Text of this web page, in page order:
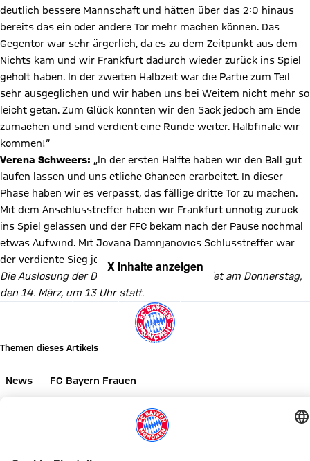
deutlich bessere Mannschaft und hätten über das 2:0 hinaus
bereits das ein oder andere Tor mehr machen können. Das
Gegentor war sehr ärgerlich, da es zu dem Zeitpunkt aus dem
Nichts kam und wir Frankfurt dadurch wieder zurück ins Spiel
geholt haben. In der zweiten Halbzeit war die Partie zum Teil
sehr ausgeglichen und wir haben uns bei Weitem nicht mehr so
leicht getan. Zum Glück konnten wir den Sack jedoch am Ende
zumachen und sind verdient eine Runde weiter. Halbfinale wir
kommen!“
Verena Schweers: „In der ersten Hälfte haben wir den Ball gut
laufen lassen und uns etliche Chancen erarbeitet. In dieser
Phase haben wir es verpasst, das fällige dritte Tor zu machen.
Mit dem Anschlusstreffer haben wir Frankfurt unnötig zurück
ins Spiel gelassen und der FFC bekam nach der Pause nochmal
etwas Aufwind. Mit Jovana Damnjanovics Schlusstreffer war
der verdiente Sieg jedoch klar.“
Die Auslosung der DFB-Pokal-Halbfinals findet am Donnerstag,
den 14. März, um 13 Uhr statt.
X Inhalte anzeigen
Mit Klick auf den Button ermöglichen Sie es diesem sozialen
Netzwerk, Ihre Daten (z. B. IP-Adresse) mit Hilfe von Cookies zu
verarbeiten. Vorher kann das soziale Netzwerk keine Daten über Sie
erheben, um Ihnen die Inhalte anzuzeigen. Diese Einstellung wird für
alle Inhalte des sozialen Netzwerks auf unserer Website gespeichert
und Sie können dies jederzeit in derCookie-Einwilligungslösung
ändern. Details:Datenschutzerklärung
Themen dieses Artikels
News FC Bayern Frauen